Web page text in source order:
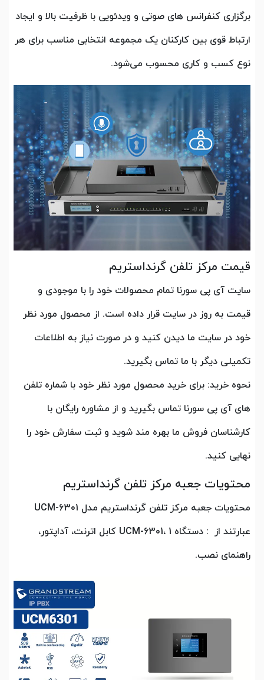
برگزاری کنفرانس های صوتی و ویدئویی با ظرفیت بالا و ایجاد
ارتباط قوی بین کارکنان یک مجموعه انتخابی مناسب برای هر
نوع کسب و کاری محسوب می‌شود.
قیمت مرکز تلفن گرنداستریم
سایت آی پی سورنا تمام محصولات خود را با موجودی و
قیمت به روز در سایت قرار داده است. از محصول مورد نظر
خود در سایت ما دیدن کنید و در صورت نیاز به اطلاعات
تکمیلی دیگر با ما تماس بگیرید.
نحوه خرید: برای خرید محصول مورد نظر خود با شماره تلفن
های آی پی سورنا تماس بگیرید و از مشاوره رایگان با
کارشناسان فروش ما بهره مند شوید و ثبت سفارش خود را
نهایی کنید.
محتویات جعبه مرکز تلفن گرنداستریم
محتویات جعبه مرکز تلفن گرنداستریم مدل UCM-6301
عبارتند از : دستگاه UCM-6301، 1 کابل اترنت، آداپتور،
راهنمای نصب.